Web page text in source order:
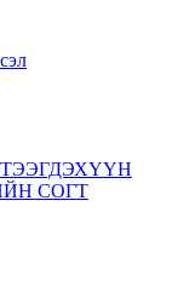
СОГТ